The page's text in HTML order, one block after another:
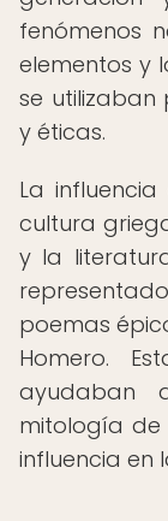
fenómenos
elementos y
se utilizaban
y éticas.
La
cultura
y la
poemas
Homero.
ayudaban
mitología de
influencia en